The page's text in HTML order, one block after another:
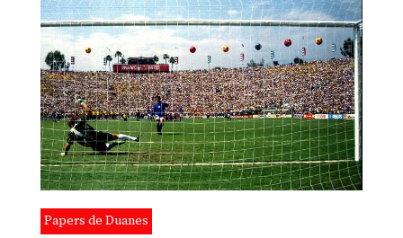
Papers de Duanes